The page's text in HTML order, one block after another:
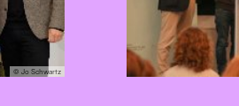
© Jo Schwartz